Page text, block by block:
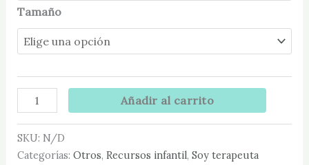
Tamaño
Añadir al carrito
SKU: N/D
Categorías: Otros, Recursos infantil, Soy terapeuta